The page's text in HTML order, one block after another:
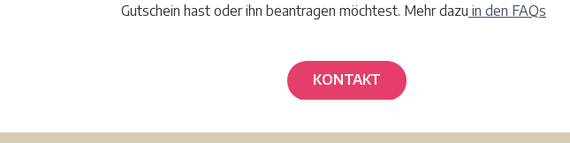
Gutschein hast oder ihn beantragen möchtest. Mehr dazu in den FAQs
KONTAKT